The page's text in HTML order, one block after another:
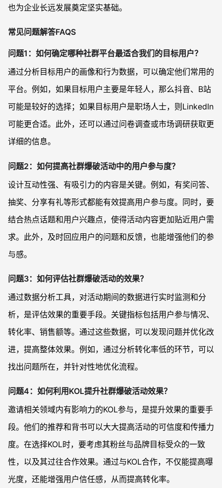
也为企业长远发展奠定坚实基础。
常见问题解答FAQS
问题1：如何确定哪种社群平台最适合我们的目标用户？
通过分析目标用户的画像和行为数据，可以确定他们常用的
平台。例如，如果目标用户主要是年轻人，那么抖音、B站
可能是较好的选择；如果目标用户是职场人士，则LinkedIn
可能更合适。此外，还可以通过问卷调查或市场调研获取更
详细的信息。
问题2：如何提高社群爆破活动中的用户参与度？
设计互动性强、有吸引力的内容是关键。例如，有奖问答、
抽奖、分享有礼等形式都能有效提高用户参与度。同时，要
结合热点话题和用户兴趣点，使得活动内容更加贴近用户需
求。此外，及时回应用户的问题和反馈，也能增强他们的参
与感。
问题3：如何评估社群爆破活动的效果？
通过数据分析工具，对活动期间的数据进行实时监测和分
析，是评估效果的重要手段。关键指标包括用户参与情况、
转化率、销售额等。通过这些数据，可以发现问题并优化改
进，提高整体效果。例如，通过分析转化率低的环节，可以
找出问题所在，并针对性地优化流程。
问题4：如何利用KOL提升社群爆破活动效果？
邀请相关领域内有影响力的KOL参与，是提升效果的重要手
段。他们的推荐和背书可以大大提高活动的可信度和传播力
度。在选择KOL时，要考虑其粉丝与品牌目标受众的一致
性，以及其过往合作效果。通过与KOL合作，不仅能提高曝
光度，还能增强用户信任感，从而提高转化率。